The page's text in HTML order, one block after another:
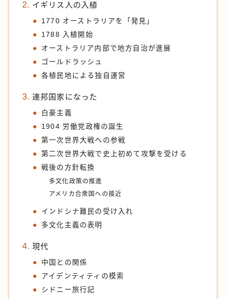
イギリス人の入植
1770 オーストラリアを「発見」
1788 入植開始
オーストラリア内部で地方自治が進展
ゴールドラッシュ
各植民地による独自運営
連邦国家になった
白豪主義
1904 労働党政権の誕生
第一次世界大戦への参戦
第二次世界大戦で史上初めて攻撃を受ける
戦後の方針転換
多文化政策の推進
アメリカ合衆国への接近
インドシナ難民の受け入れ
多文化主義の表明
現代
中国との関係
アイデンティティの模索
シドニー旅行記